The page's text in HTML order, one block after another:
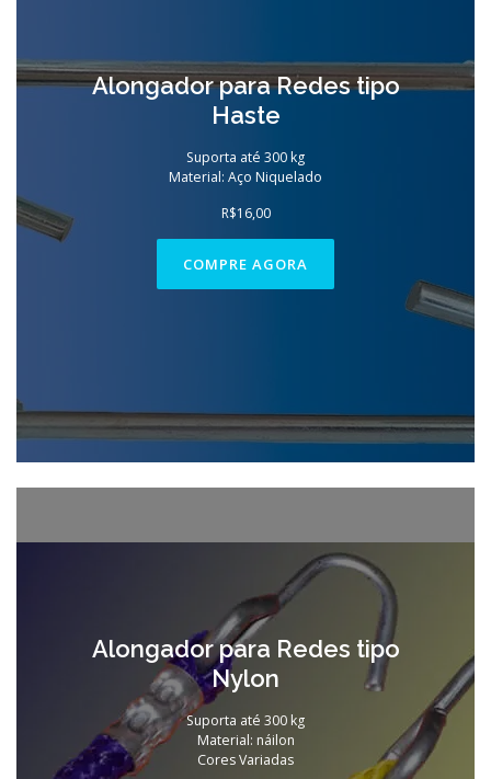
Alongador para Redes tipo
Haste
Suporta até 300 kg
Material: Aço Niquelado
R$16,00
COMPRE AGORA
Alongador para Redes tipo
Nylon
Suporta até 300 kg
Material: náilon
Cores Variadas